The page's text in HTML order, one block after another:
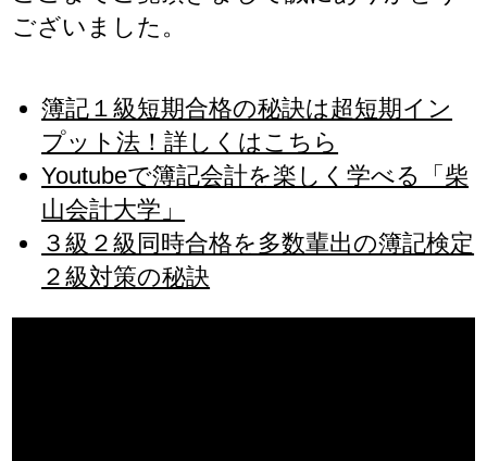
ございました。
簿記１級短期合格の秘訣は超短期イン
プット法！詳しくはこちら
Youtubeで簿記会計を楽しく学べる「柴
山会計大学」
３級２級同時合格を多数輩出の簿記検定
２級対策の秘訣